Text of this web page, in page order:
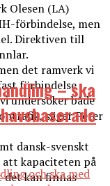
Olesen (LA)
förbindelse, men
Direktiven till
det ramverk vi
förbindelse
undersöker både
säger Peter
dansk-svenskt
att kapaciteten på
det kan finnas
– ska
och ska med